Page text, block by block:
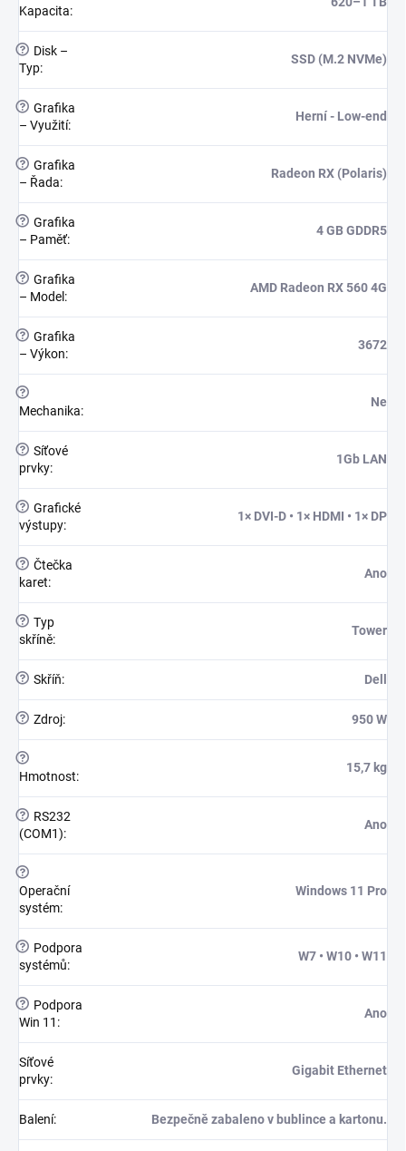
Kapacita:
?
Disk –
Typ:
SSD (M.2 NVMe)
? Grafika
– Využití:
Herní - Low-end
? Grafika
– Řada:
Radeon RX (Polaris)
? Grafika
– Paměť:
4 GB GDDR5
? Grafika
– Model :
AMD Radeon RX 560 4G
? Grafika
– Výkon:
3672
?
Mechanika:
Ne
? Síťové
prvky:
1Gb LAN
? Grafické
výstupy:
1× DVI-D • 1× HDMI • 1× DP
? Čtečka
karet:
Ano
? Typ
skříně:
Tower
? Skříň: Dell
? Zdroj: 950 W
?
Hmotnost:
15,7 kg
?
RS232
(COM1):
Ano
?
Operační
systém:
Windows 11 Pro
?
Podpora
systémů:
W7 • W10 • W11
?
Podpora
Win 11 :
Ano
Síťové
prvky:
Gigabit Ethernet
Balení: Bezpečně zabaleno v bublince a kartonu.